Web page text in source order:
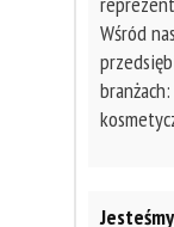
Wśród